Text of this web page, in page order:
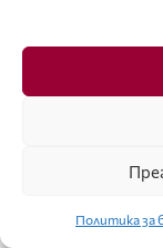
Политика за
3. Емилия
Roma.
Фото:
Мис Бони) –
Фото: Архив на